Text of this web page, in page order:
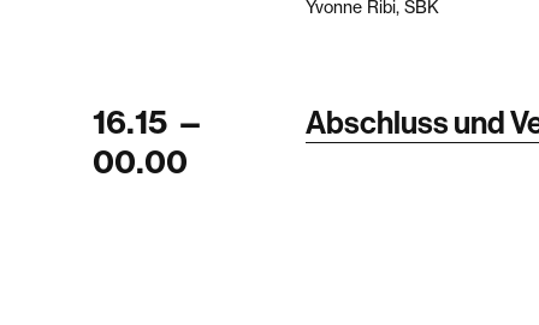
Yvonne Ribi, SBK
16.15 —
00.00
Abschluss und